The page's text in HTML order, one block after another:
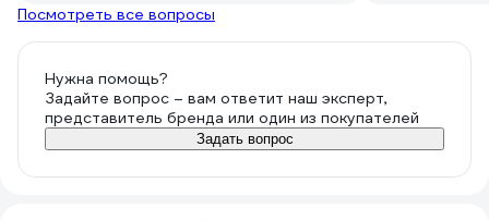
Посмотреть все вопросы
Нужна помощь?
Задайте вопрос – вам ответит наш эксперт,
представитель бренда или один из покупателей
Задать вопрос